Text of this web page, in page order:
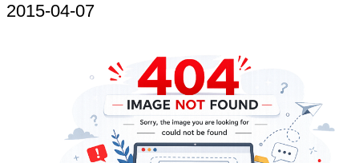
2015-04-07